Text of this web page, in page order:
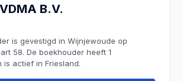
VDMA B.V.
is gevestigd in Wijnjewoude op
58. De boekhouder heeft 1
is actief in Friesland.